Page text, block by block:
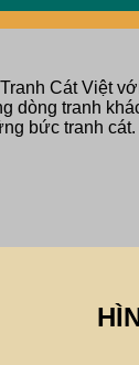
Cát Việt
dòng tranh
bức tranh